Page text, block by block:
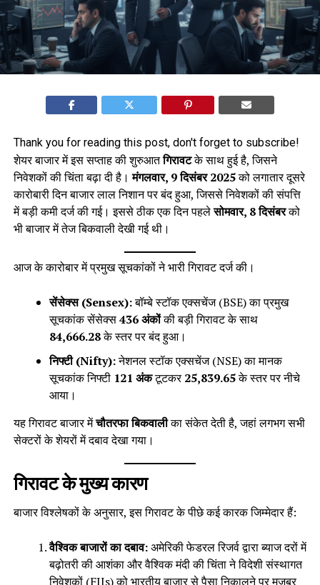
Thank you for reading this post, don't forget to subscribe!
शेयर बाजार में इस सप्ताह की शुरुआतगिरावटके साथ हुई है, जिसने
निवेशकों की चिंता बढ़ा दी है।मंगलवार, 9 दिसंबर 2025को लगातार दूसरे
कारोबारी दिन बाजार लाल निशान पर बंद हुआ, जिससे निवेशकों की संपत्ति
में बड़ी कमी दर्ज की गई। इससे ठीक एक दिन पहलेसोमवार, 8 दिसंबरको
भी बाजार में तेज बिकवाली देखी गई थी।
आज के कारोबार में प्रमुख सूचकांकों ने भारी गिरावट दर्ज की।
सेंसेक्स (Sensex):बॉम्बे स्टॉक एक्सचेंज (BSE) का प्रमुख
सूचकांक सेंसेक्स436 अंकोंकी बड़ी गिरावट के साथ
84,666.28के स्तर पर बंद हुआ।
निफ्टी (Nifty):नेशनल स्टॉक एक्सचेंज (NSE) का मानक
सूचकांक निफ्टी 121 अंकटूटकर25,839.65के स्तर पर नीचे
आया।
यह गिरावट बाजार मेंचौतरफा बिकवालीका संकेत देती है, जहां लगभग सभी
सेक्टरों के शेयरों में दबाव देखा गया।
गिरावट के मुख्य कारण
बाजार विश्लेषकों के अनुसार, इस गिरावट के पीछे कई कारक जिम्मेदार हैं:
वैश्विक बाजारों का दबाव:अमेरिकी फेडरल रिजर्व द्वारा ब्याज दरों में
बढ़ोतरी की आशंका और वैश्विक मंदी की चिंता ने विदेशी संस्थागत
निवेशकों (FIIs) को भारतीय बाजार से पैसा निकालने पर मजबूर